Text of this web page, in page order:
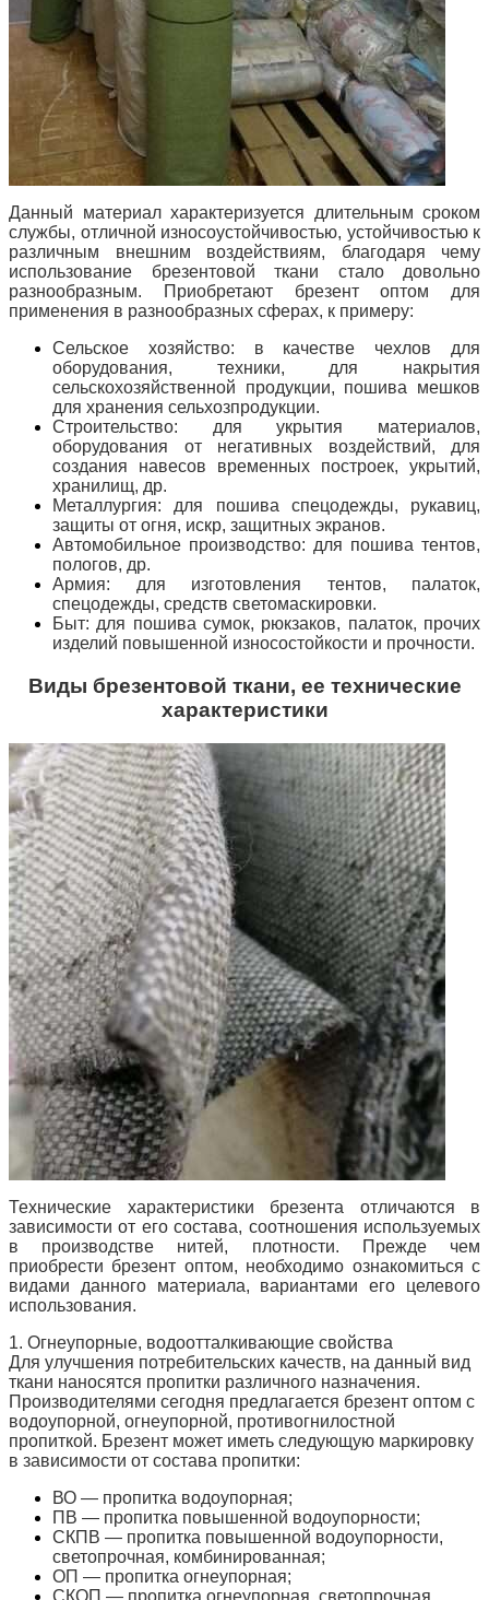
Данный материал характеризуется длительным сроком
службы, отличной износоустойчивостью, устойчивостью к
различным внешним воздействиям, благодаря чему
использование брезентовой ткани стало довольно
разнообразным. Приобретают брезент оптом для
применения в разнообразных сферах, к примеру:
Сельское хозяйство: в качестве чехлов для
оборудования, техники, для накрытия
сельскохозяйственной продукции, пошива мешков
для хранения сельхозпродукции.
Строительство: для укрытия материалов,
оборудования от негативных воздействий, для
создания навесов временных построек, укрытий,
хранилищ, др.
Металлургия: для пошива спецодежды, рукавиц,
защиты от огня, искр, защитных экранов.
Автомобильное производство: для пошива тентов,
пологов, др.
Армия: для изготовления тентов, палаток,
спецодежды, средств светомаскировки.
Быт: для пошива сумок, рюкзаков, палаток, прочих
изделий повышенной износостойкости и прочности.
Виды брезентовой ткани, ее технические
характеристики
Технические характеристики брезента отличаются в
зависимости от его состава, соотношения используемых
в производстве нитей, плотности. Прежде чем
приобрести брезент оптом, необходимо ознакомиться с
видами данного материала, вариантами его целевого
использования.
1. Огнеупорные, водоотталкивающие свойства
Для улучшения потребительских качеств, на данный вид
ткани наносятся пропитки различного назначения.
Производителями сегодня предлагается брезент оптом с
водоупорной, огнеупорной, противогнилостной
пропиткой. Брезент может иметь следующую маркировку
в зависимости от состава пропитки:
ВО — пропитка водоупорная;
ПВ — пропитка повышенной водоупорности;
СКПВ — пропитка повышенной водоупорности,
светопрочная, комбинированная;
ОП — пропитка огнеупорная;
СКОП — пропитка огнеупорная, светопрочная,